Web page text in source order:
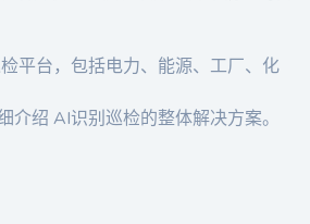
平台，包括电力、能源、工厂、化
绍 AI识别巡检的整体解决方案。